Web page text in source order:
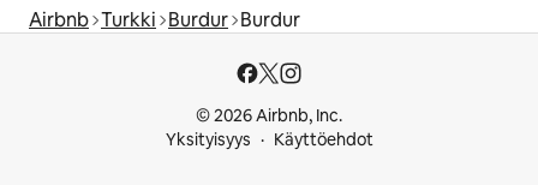
Airbnb Turkki Burdur Burdur
© 2026 Airbnb, Inc.
Yksityisyys
Käyttöehdot